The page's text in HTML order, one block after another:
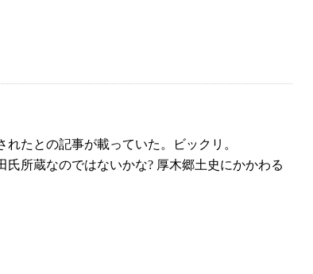
たとの記事が載っていた。ビックリ。
所蔵なのではないかな? 厚木郷土史にかかわる